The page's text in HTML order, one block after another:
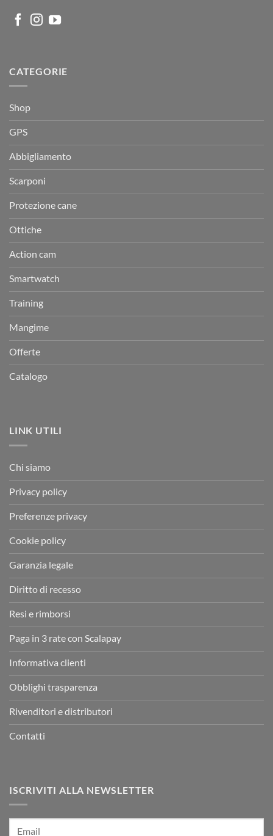
CATEGORIE
Shop
GPS
Abbigliamento
Scarponi
Protezione cane
Ottiche
Action cam
Smartwatch
Training
Mangime
Offerte
Catalogo
LINK UTILI
Chi siamo
Privacy policy
Preferenze privacy
Cookie policy
Garanzia legale
Diritto di recesso
Resi e rimborsi
Paga in 3 rate con Scalapay
Informativa clienti
Obblighi trasparenza
Rivenditori e distributori
Contatti
ISCRIVITI ALLA NEWSLETTER